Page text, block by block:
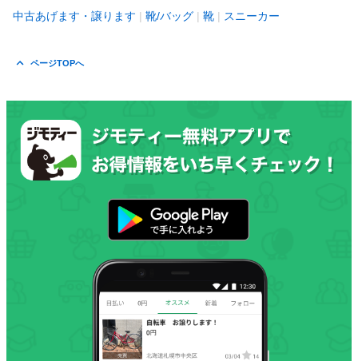
中古あげます・譲ります 靴/バッグ 靴 スニーカー
ページTOPへ